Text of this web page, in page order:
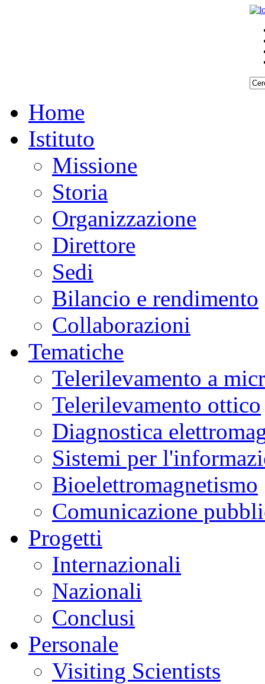
Home
Istituto
Missione
Storia
Organizzazione
Direttore
Sedi
Bilancio e rendimento
Collaborazioni
Tematiche
Telerilevamento a
Telerilevamento ottico
Diagnostica
Sistemi per
Bioelettromagnetismo
Comunicazione
Progetti
Internazionali
Nazionali
Conclusi
Personale
Visiting Scientists